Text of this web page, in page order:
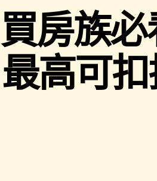
買房族
最高可